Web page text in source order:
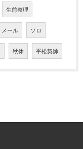
生前整理
メール ソロ
秋休 平松契帥